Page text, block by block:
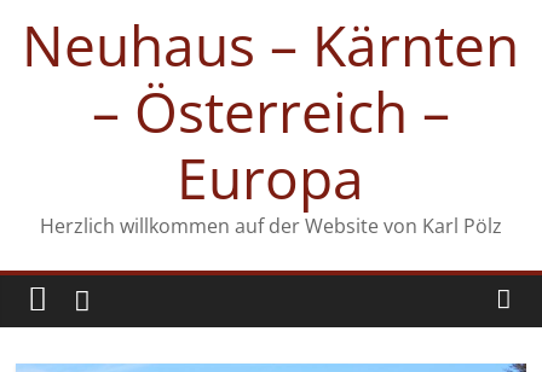
Inhalt
springen
Neuhaus – Kärnten
– Österreich –
Europa
Herzlich willkommen auf der Website von Karl Pölz